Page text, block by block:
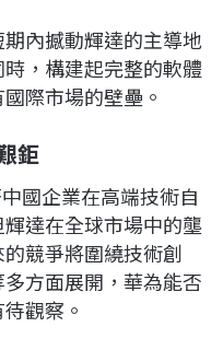
內撼動輝達的主導地
，構建起完整的軟體
際市場的壁壘。
鉅
國企業在高端技術自
達在全球市場中的壟
競爭將圍繞技術創
方面展開，華為能否
觀察。